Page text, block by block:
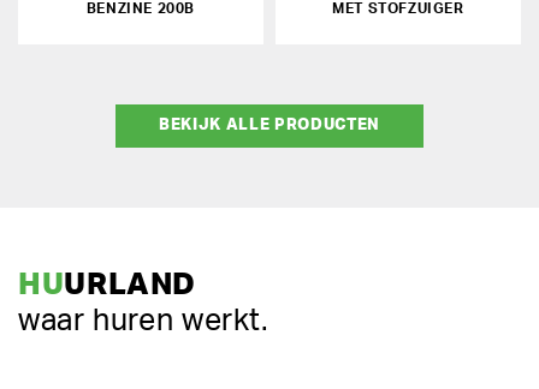
BENZINE 200B
MET STOFZUIGER
BEKIJK ALLE PRODUCTEN
HUURLAND
waar huren werkt.